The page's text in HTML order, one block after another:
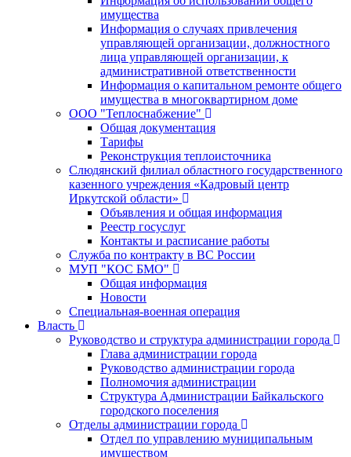
имущества
Информация о случаях привлечения
управляющей организации, должностного
лица управляющей организации, к
административной ответственности
Информация о капитальном ремонте общего
имущества в многоквартирном доме
ООО "Теплоснабжение"
Общая документация
Тарифы
Реконструкция теплоисточника
Слюдянский филиал областного государственного
казенного учреждения «Кадровый центр
Иркутской области»
Объявления и общая информация
Реестр госуслуг
Контакты и расписание работы
Служба по контракту в ВС России
МУП "КОС БМО"
Общая информация
Новости
Специальная-военная операция
Власть
Руководство и структура администрации города
Глава администрации города
Руководство администрации города
Полномочия администрации
Структура Администрации Байкальского
городского поселения
Отделы администрации города
Отдел по управлению муниципальным
имуществом